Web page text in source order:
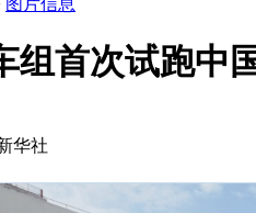
组首次试跑中
华社